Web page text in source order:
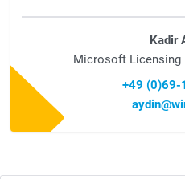
Kadir
Microsoft Licensing
+49